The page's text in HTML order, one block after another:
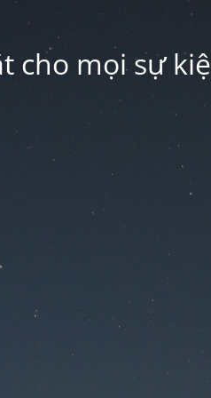
cho mọi sự